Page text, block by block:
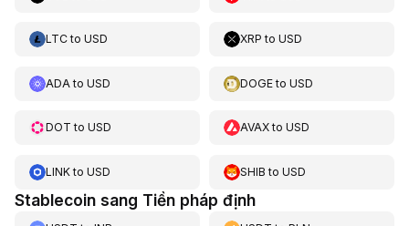
LTCto USD XRP toUSD
ADA to USD DOGEtoUSD
DOT to USD AVAXtoUSD
LINKto USD SHIB toUSD
Stablecoin sang Tiền pháp định